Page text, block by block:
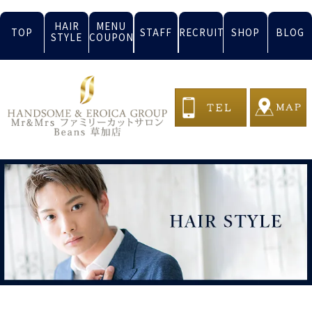
TOP
HAIR
STYLE
MENU
COUPON STAFF RECRUIT SHOP BLOG